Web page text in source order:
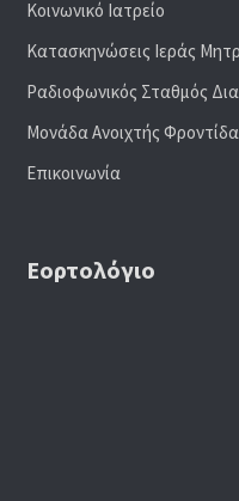
Κοινωνικό Ιατρείο
Κατασκηνώσεις Ιεράς
Ραδιoφωνικός Σταθμός
Μονάδα Ανοιχτής
Επικοινωνία
Εορτολόγιο